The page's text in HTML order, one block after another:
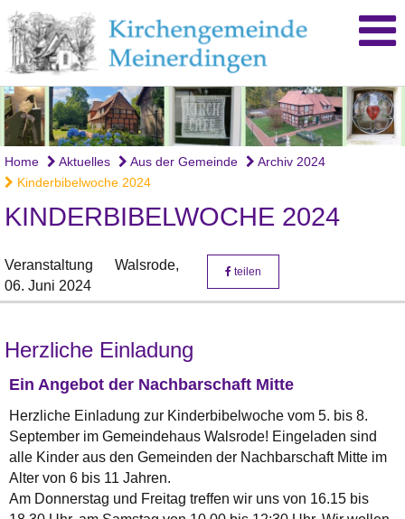
Home Aktuelles Aus der Gemeinde
Archiv 2024
Kinderbibelwoche 2024
KINDERBIBELWOCHE 2024
Veranstaltung
Walsrode,
06. Juni 2024
teilen
Herzliche Einladung
Ein Angebot der Nachbarschaft Mitte
Herzliche Einladung zur Kinderbibelwoche vom 5. bis 8.
September im Gemeindehaus Walsrode! Eingeladen sind
alle Kinder aus den Gemeinden der Nachbarschaft Mitte im
Alter von 6 bis 11 Jahren.
Am Donnerstag und Freitag treffen wir uns von 16.15 bis